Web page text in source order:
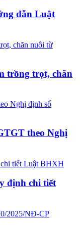
dẫn Luật
trồng trọt, chăn
theo Nghị
định chi tiết